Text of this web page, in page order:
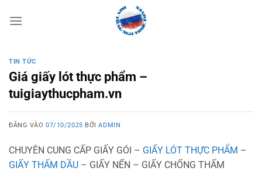
qua
TIN TỨC
Giá giấy lót thực phẩm –
tuigiaythucpham.vn
ĐĂNG VÀO07/10/2025 BỞIADMIN
CHUYÊN CUNG CẤP GIẤY GÓI – GIẤY LÓT THỰC PHẨM –
GIẤY THẤM DẦU – GIẤY NẾN – GIẤY CHỐNG THẤM